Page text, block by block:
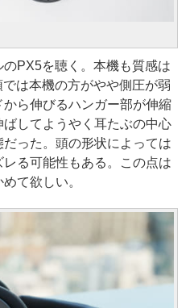
PX5を聴く。本機も質感は
は本機の方がやや側圧が弱
ら伸びるハンガー部が伸縮
してようやく耳たぶの中心
った。頭の形状によっては
る可能性もある。この点は
て欲しい。